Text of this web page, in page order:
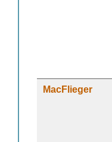
MacFlieger